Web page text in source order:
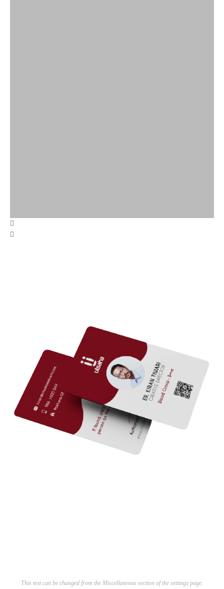
This text can be changed from the Miscellaneous section of the settings page.